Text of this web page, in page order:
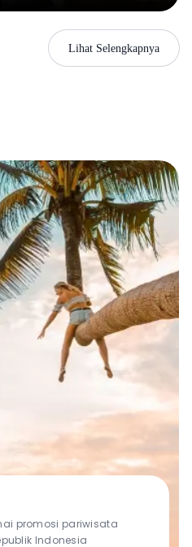
Lihat Selengkapnya
promosi pariwisata
Indonesia